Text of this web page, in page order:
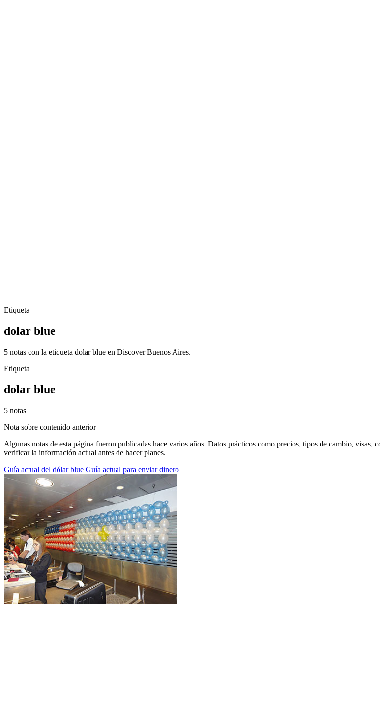
Etiqueta
dolar blue
5 notas con la etiqueta dolar blue en Discover Buenos Aires.
Etiqueta
dolar blue
5 notas
Nota sobre contenido anterior
Algunas notas de esta página fueron publicadas hace varios años. Datos prácticos como precios, tipos de cambio, visas,
verificar la información actual antes de hacer planes.
Guía actual del dólar blue Guía actual para enviar dinero